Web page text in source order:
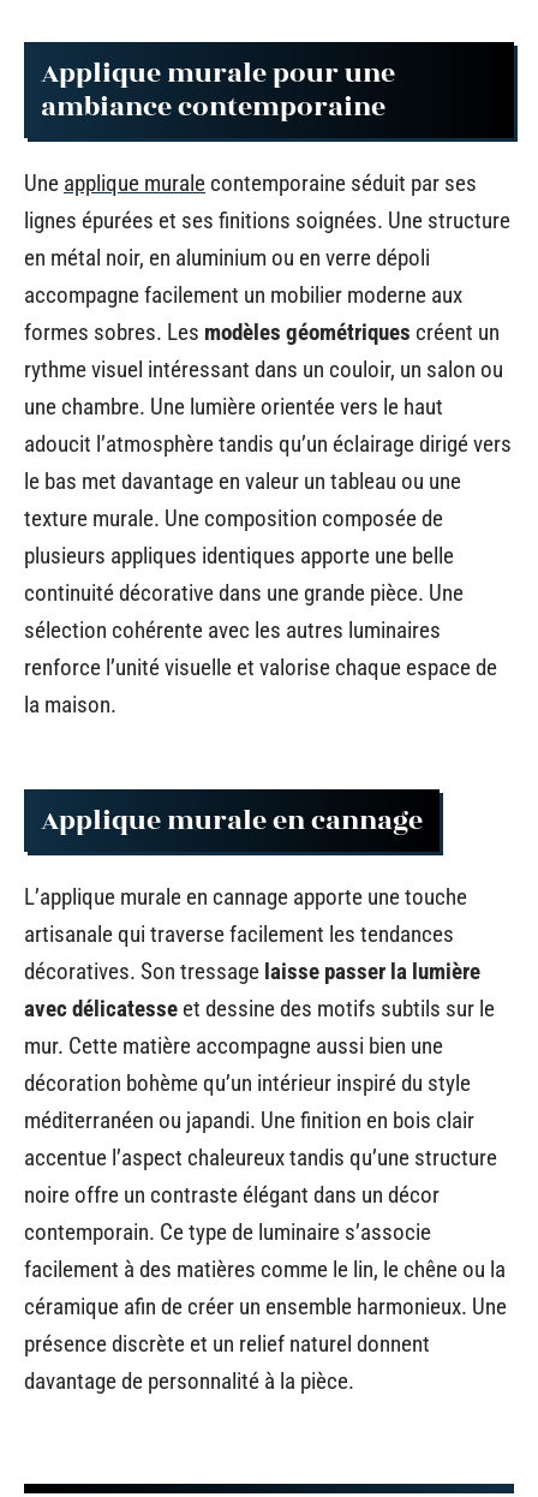
Applique murale pour une
ambiance contemporaine
Une applique murale contemporaine séduit par ses
lignes épurées et ses finitions soignées. Une structure
en métal noir, en aluminium ou en verre dépoli
accompagne facilement un mobilier moderne aux
formes sobres. Les modèles géométriques créent un
rythme visuel intéressant dans un couloir, un salon ou
une chambre. Une lumière orientée vers le haut
adoucit l’atmosphère tandis qu’un éclairage dirigé vers
le bas met davantage en valeur un tableau ou une
texture murale. Une composition composée de
plusieurs appliques identiques apporte une belle
continuité décorative dans une grande pièce. Une
sélection cohérente avec les autres luminaires
renforce l’unité visuelle et valorise chaque espace de
la maison.
Applique murale en cannage
L’applique murale en cannage apporte une touche
artisanale qui traverse facilement les tendances
décoratives. Son tressage laisse passer la lumière
avec délicatesse et dessine des motifs subtils sur le
mur. Cette matière accompagne aussi bien une
décoration bohème qu’un intérieur inspiré du style
méditerranéen ou japandi. Une finition en bois clair
accentue l’aspect chaleureux tandis qu’une structure
noire offre un contraste élégant dans un décor
contemporain. Ce type de luminaire s’associe
facilement à des matières comme le lin, le chêne ou la
céramique afin de créer un ensemble harmonieux. Une
présence discrète et un relief naturel donnent
davantage de personnalité à la pièce.